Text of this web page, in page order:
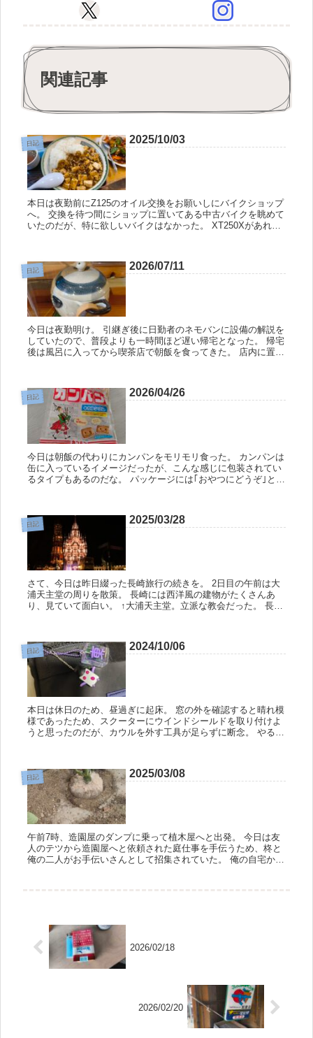
関連記事
日記 2025/10/03
本日は夜勤前にZ125のオイル交換をお願いしにバイクショップ
へ。 交換を待つ間にショップに置いてある中古バイクを眺めて
いたのだが、特に欲しいバイクはなかった。 XT250Xがあれば
日記 2026/07/11
今日は夜勤明け。 引継ぎ後に日勤者のネモバンに設備の解説を
していたので、普段よりも一時間ほど遅い帰宅となった。 帰宅
後は風呂に入ってから喫茶店で朝飯を食ってきた。 店内に置い
日記 2026/04/26
今日は朝飯の代わりにカンパンをモリモリ食った。 カンパンは
缶に入っているイメージだったが、こんな感じに包装されてい
るタイプもあるのだな。 パッケージには｢おやつにどうぞ｣と書
日記 2025/03/28
さて、今日は昨日綴った長崎旅行の続きを。 2日目の午前は大
浦天主堂の周りを散策。 長崎には西洋風の建物がたくさんあ
り、見ていて面白い。 ↑大浦天主堂。立派な教会だった。 長崎
日記 2024/10/06
本日は休日のため、昼過ぎに起床。 窓の外を確認すると晴れ模
様であったため、スクーターにウインドシールドを取り付けよ
うと思ったのだが、カウルを外す工具が足らずに断念。 やる気
日記 2025/03/08
午前7時、造園屋のダンプに乗って植木屋へと出発。 今日は友
人のテツから造園屋へと依頼された庭仕事を手伝うため、柊と
俺の二人がお手伝いさんとして招集されていた。 俺の自宅から
2026/02/18
2026/02/20